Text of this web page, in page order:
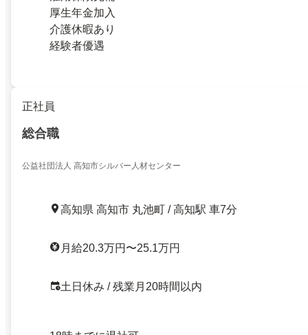
厚生年金加入
介護休暇あり
経験者優遇
正社員
総合職
公益社団法人 高知市シルバー人材センター
高知県 高知市 丸池町 / 高知駅 車7分
月給20.3万円〜25.1万円
土日休み / 残業月20時間以内